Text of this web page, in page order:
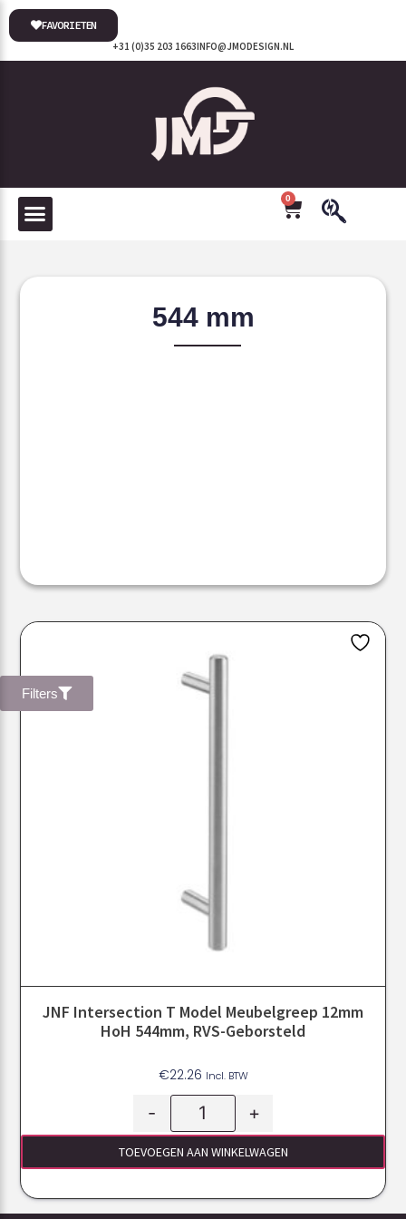
INFO@JMODESIGN.NL
+31 (0)35 203 1663
FAVORIETEN
0
544 mm
Filters
JNF Intersection T Model Meubelgreep 12mm
HoH 544mm, RVS-Geborsteld
€22.26 Incl. BTW
- +
TOEVOEGEN AAN WINKELWAGEN